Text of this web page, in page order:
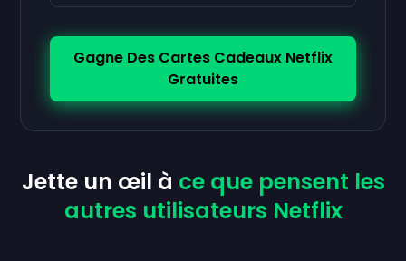
Gagne Des Cartes Cadeaux Netflix
Gratuites
Jette un œil à ce que pensent les
autres utilisateurs Netflix